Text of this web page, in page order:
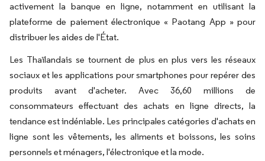
activement la banque en ligne, notamment en utilisant la
plateforme de paiement électronique « Paotang App » pour
distribuer les aides de l'État.
Les Thaïlandais se tournent de plus en plus vers les réseaux
sociaux et les applications pour smartphones pour repérer des
produits avant d'acheter. Avec 36,60 millions de
consommateurs effectuant des achats en ligne directs, la
tendance est indéniable. Les principales catégories d'achats en
ligne sont les vêtements, les aliments et boissons, les soins
personnels et ménagers, l'électronique et la mode.